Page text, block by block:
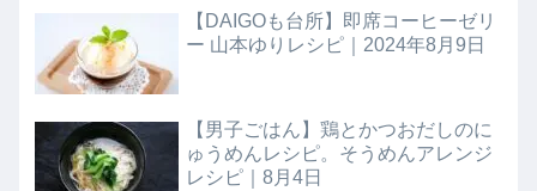
【DAIGOも台所】即席コーヒーゼリ
ー 山本ゆりレシピ｜2024年8月9日
【男子ごはん】鶏とかつおだしのに
ゅうめんレシピ。そうめんアレンジ
レシピ｜8月4日